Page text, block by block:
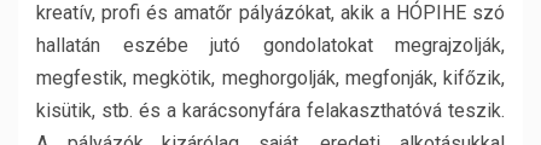
kreatív, profi és amatőr pályázókat, akik a HÓPIHE szó
hallatán eszébe jutó gondolatokat megrajzolják,
megfestik, megkötik, meghorgolják, megfonják, kifőzik,
kisütik, stb. és a karácsonyfára felakaszthatóvá teszik.